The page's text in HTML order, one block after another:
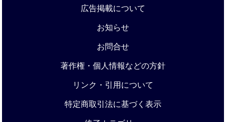
広告掲載について
お知らせ
お問合せ
著作権・個人情報などの方針
リンク・引用について
特定商取引法に基づく表示